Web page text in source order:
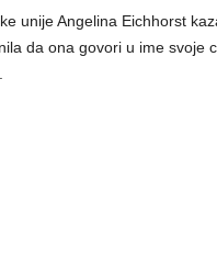
unije Angelina Eichhorst
da ona govori u ime svoje